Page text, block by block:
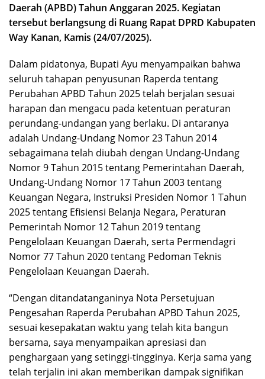
Daerah (APBD) Tahun Anggaran 2025. Kegiatan
tersebut berlangsung di Ruang Rapat DPRD Kabupaten
Way Kanan, Kamis (24/07/2025).
Dalam pidatonya, Bupati Ayu menyampaikan bahwa
seluruh tahapan penyusunan Raperda tentang
Perubahan APBD Tahun 2025 telah berjalan sesuai
harapan dan mengacu pada ketentuan peraturan
perundang-undangan yang berlaku. Di antaranya
adalah Undang-Undang Nomor 23 Tahun 2014
sebagaimana telah diubah dengan Undang-Undang
Nomor 9 Tahun 2015 tentang Pemerintahan Daerah,
Undang-Undang Nomor 17 Tahun 2003 tentang
Keuangan Negara, Instruksi Presiden Nomor 1 Tahun
2025 tentang Efisiensi Belanja Negara, Peraturan
Pemerintah Nomor 12 Tahun 2019 tentang
Pengelolaan Keuangan Daerah, serta Permendagri
Nomor 77 Tahun 2020 tentang Pedoman Teknis
Pengelolaan Keuangan Daerah.
“Dengan ditandatanganinya Nota Persetujuan
Pengesahan Raperda Perubahan APBD Tahun 2025,
sesuai kesepakatan waktu yang telah kita bangun
bersama, saya menyampaikan apresiasi dan
penghargaan yang setinggi-tingginya. Kerja sama yang
telah terjalin ini akan memberikan dampak signifikan